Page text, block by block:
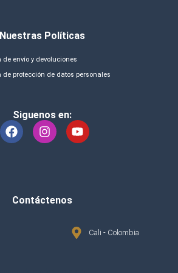
Nuestras Políticas
de envío y devoluciones
de protección de datos personales
Siguenos en:
Contáctenos
Cali - Colombia